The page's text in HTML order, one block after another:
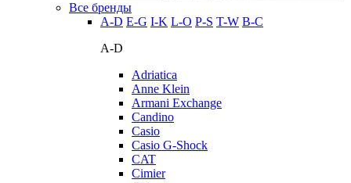
Все бренды
A-D E-G I-K L-O P-S T-W В-С
A-D
Adriatica
Anne Klein
Armani Exchange
Candino
Casio
Casio G-Shock
CAT
Cimier